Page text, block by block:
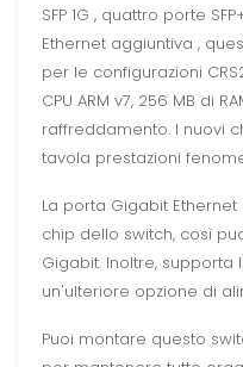
SFP 1G , quattro porte
Ethernet aggiuntiva ,
per le configurazioni
CPU ARM v7, 256 MB di
raffreddamento. I nuovi
tavola prestazioni
La porta Gigabit
chip dello switch, così
Gigabit. Inoltre, supporta
un'ulteriore opzione di
Puoi montare questo